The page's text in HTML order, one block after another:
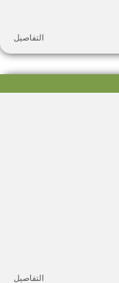
التفاصيل
التفاصيل